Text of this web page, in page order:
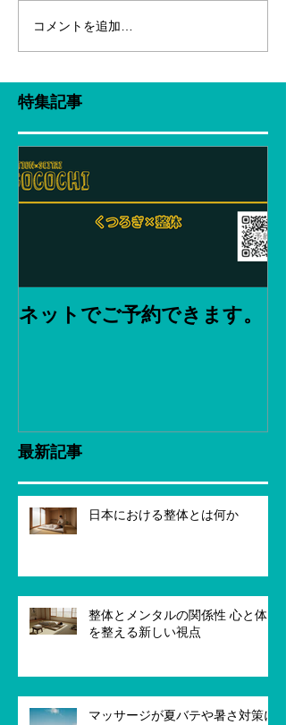
コメントを追加…
特集記事
ネットでご予約できます。
最新記事
日本における整体とは何か
整体とメンタルの関係性 心と体
を整える新しい視点
マッサージが夏バテや暑さ対策に